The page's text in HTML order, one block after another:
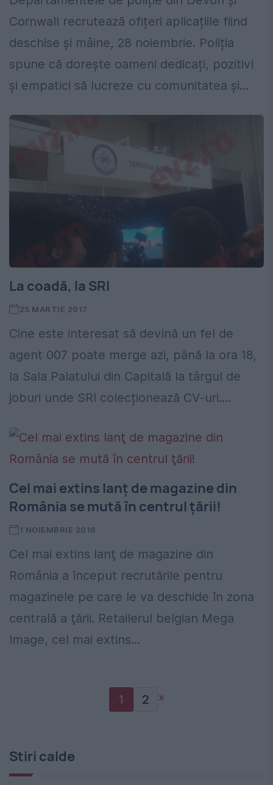
Cornwall recrutează ofițeri aplicațiile fiind
deschise și mâine, 28 noiembrie. Poliția
spune că dorește oameni dedicați, pozitivi
și empatici să lucreze cu comunitatea și...
La coadă, la SRI
25 MARTIE 2017
Cine este interesat să devină un fel de
agent 007 poate merge azi, până la ora 18,
la Sala Palatului din Capitală la târgul de
joburi unde SRI colecționează CV-uri....
Cel mai extins lanţ de magazine din
România se mută în centrul ţării!
1 NOIEMBRIE 2016
Cel mai extins lanţ de magazine din
România a început recrutările pentru
magazinele pe care le va deschide în zona
centrală a ţării. Retailerul belgian Mega
Image, cel mai extins...
1 2 »
Stiri calde